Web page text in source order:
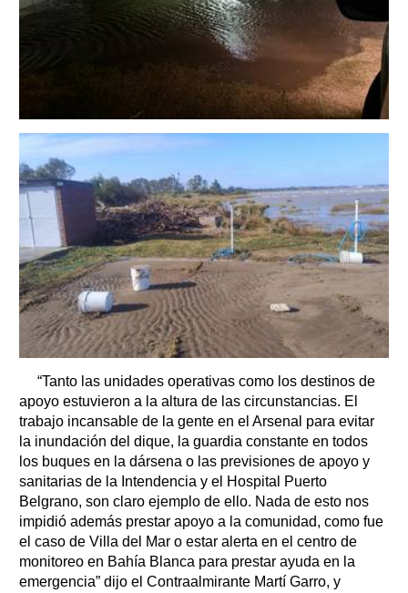
“Tanto las unidades operativas como los destinos de
apoyo estuvieron a la altura de las circunstancias. El
trabajo incansable de la gente en el Arsenal para evitar
la inundación del dique, la guardia constante en todos
los buques en la dársena o las previsiones de apoyo y
sanitarias de la Intendencia y el Hospital Puerto
Belgrano, son claro ejemplo de ello. Nada de esto nos
impidió además prestar apoyo a la comunidad, como fue
el caso de Villa del Mar o estar alerta en el centro de
monitoreo en Bahía Blanca para prestar ayuda en la
emergencia” dijo el Contraalmirante Martí Garro, y